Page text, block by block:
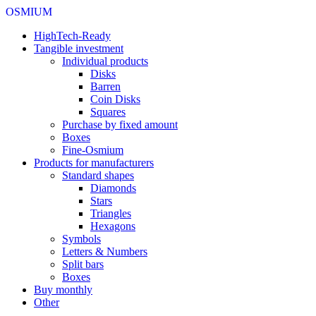
OSMIUM
HighTech-Ready
Tangible investment
Individual products
Disks
Barren
Coin Disks
Squares
Purchase by fixed amount
Boxes
Fine-Osmium
Products for manufacturers
Standard shapes
Diamonds
Stars
Triangles
Hexagons
Symbols
Letters & Numbers
Split bars
Boxes
Buy monthly
Other